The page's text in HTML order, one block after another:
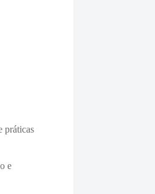
práticas
e